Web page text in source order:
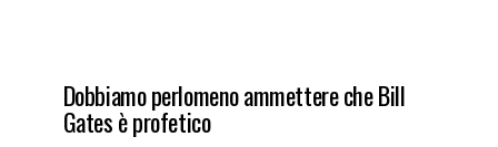
Dobbiamo perlomeno ammettere che Bill
Gates è profetico